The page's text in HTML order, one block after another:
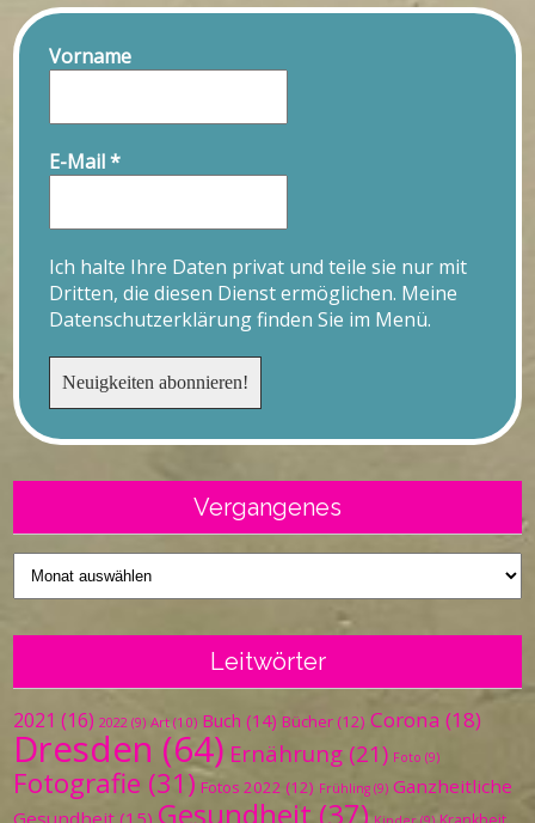
Vorname
E-Mail*
Ich halte Ihre Daten privat und teile sie nur mit
Dritten, die diesen Dienst ermöglichen. Meine
Datenschutzerklärung finden Sie im Menü.
Vergangenes
Vergangenes
Leitwörter
2021 (16) 2022 (9) Art (10) Buch (14) Bücher (12) Corona (18)
Dresden (64) Ernährung (21) Foto (9)
Fotografie (31) Fotos 2022 (12) Frühling (9) Ganzheitliche
Gesundheit (15) Gesundheit (37)